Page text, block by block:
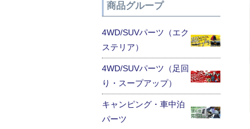
商品グループ
4WD/SUVパーツ（エク
ステリア）
4WD/SUVパーツ（足回
り・スープアップ）
キャンピング・車中泊
パーツ